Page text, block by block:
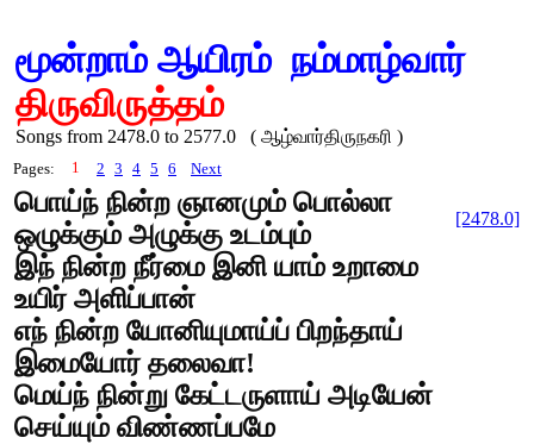
மூன்றாம் ஆயிரம் நம்மாழ்வார்
திருவிருத்தம்
Songs from 2478.0 to 2577.0 ( ஆழ்வார்திருநகரி )
Pages: 1 2 3 4 5 6 Next
பொய்ந் நின்ற ஞானமும் பொல்லா
ஒழுக்கும் அழுக்கு உடம்பும்
இந் நின்ற நீர்மை இனி யாம் உறாமை
உயிர் அளிப்பான்
எந் நின்ற யோனியுமாய்ப் பிறந்தாய்
இமையோர் தலைவா!
மெய்ந் நின்று கேட்டருளாய் அடியேன்
செய்யும் விண்ணப்பமே
[2478.0]